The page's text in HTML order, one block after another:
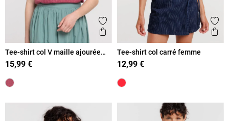
Ajouter aux favoris
Aperçu rapide
Tee-shirt col V maille ajourée
femme
15,99 €
Tee-shirt col carré femme
12,99 €